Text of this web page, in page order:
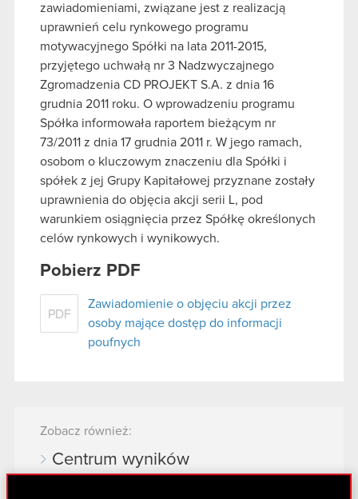
zawiadomieniami, związane jest z realizacją
uprawnień celu rynkowego programu
motywacyjnego Spółki na lata 2011-2015,
przyjętego uchwałą nr 3 Nadzwyczajnego
Zgromadzenia CD PROJEKT S.A. z dnia 16
grudnia 2011 roku. O wprowadzeniu programu
Spółka informowała raportem bieżącym nr
73/2011 z dnia 17 grudnia 2011 r. W jego ramach,
osobom o kluczowym znaczeniu dla Spółki i
spółek z jej Grupy Kapitałowej przyznane zostały
uprawnienia do objęcia akcji serii L, pod
warunkiem osiągnięcia przez Spółkę określonych
celów rynkowych i wynikowych.
Pobierz PDF
PDF
Zawiadomienie o objęciu akcji przez
osoby mające dostęp do informacji
poufnych
Zobacz również:
Centrum wyników